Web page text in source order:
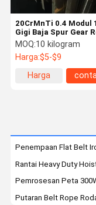
Baja Memacu
Baja Bevel Gear
Baja Helical Gear
Gesekan hoist
Single Rope
20CrMnTi 0.4 Modul
Gigi Baja Spur Gear
Kemudi Gear
MOQ:10 kilogram
Harga:$5-$9
Harga
Penempaan Flat Belt
Rantai Heavy Duty
Pemrosesan Peta
Putaran Belt Rope